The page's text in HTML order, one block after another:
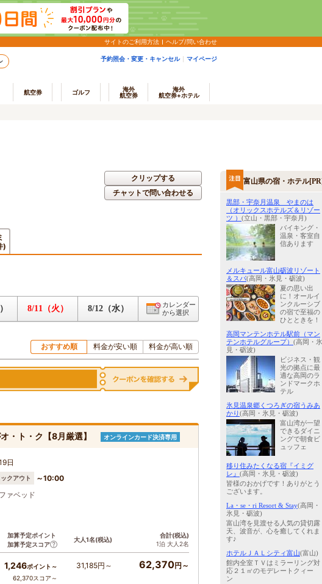
サイトのご利用方法 ヘルプ/問い合わせ
予約照会・変更・キャンセル マイページ
航空券 ゴルフ
海外
航空券
海外
航空券+ホテル
クリップする
チャットで問い合わせる
)
8/11（火） 8/12（水）
カレンダー
から選択
おすすめ順 料金が安い順 料金が高い順
・ト・ク【8月厳選】 オンラインカード決済専用
日
クアウト
～10:00
ァベッド
加算予定ポイント
加算予定スコア
大人1名(税込)
合計(税込)
1泊 大人2名
1,246ポイント～
62,370スコア～
31,185円～ 62,370円～
富山県の宿・ホテル
黒部・宇奈月温泉 やまのは
（オリックスホテルズ＆リゾー
ツ ） (立山・黒部・宇奈月)
バイキング・
温泉・客室自
信あります
メルキュール富山砺波リゾート
＆スパ(高岡・氷見・砺波)
夏の思い出
に！オールイ
ンクルーシブ
の宿で至福の
ひとときを！
高岡マンテンホテル駅前（マン
テンホテルグループ） (高岡・氷
見・砺波)
ビジネス・観
光の拠点に最
適な高岡のラ
ンドマークホ
テル
氷見温泉郷くつろぎの宿うみあ
かり(高岡・氷見・砺波)
富山湾が一望
できるダイニ
ングで朝食ビ
ュッフェ
移り住みたくなる宿『イミグ
レ』 (高岡・氷見・砺波)
皆様のおかげです！ありがとう
ございます。
La・se・ri Resort & Stay(高岡・
氷見・砺波)
富山湾を見渡せる人気の貸切露
天、波音が、心を癒してくれま
す♪
ホテルＪＡＬシティ富山(富山)
館内全室ＴＶはミラーリング対
応２１㎡のモデレートクィー
ン